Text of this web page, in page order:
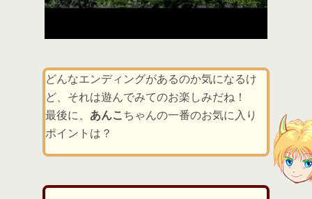
どんなエンディングがあるのか気になるけ
ど、それは遊んでみてのお楽しみだね！
最後に、 あんこ ちゃんの一番のお気に入り
ポイントは？